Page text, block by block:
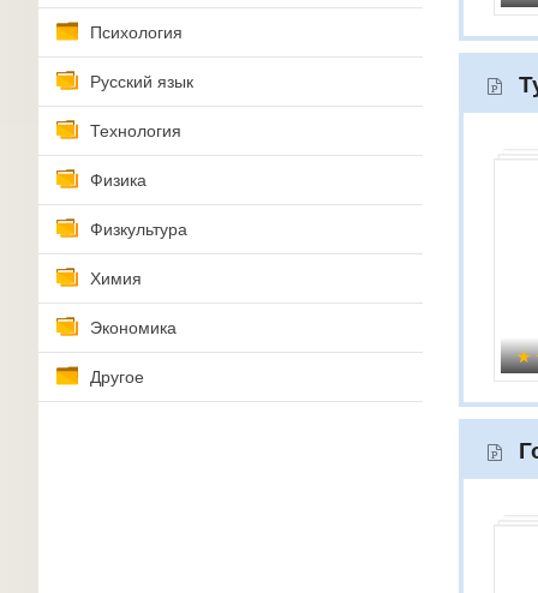
Психология
Русский язык
Технология
Физика
Физкультура
Химия
Экономика
Другое